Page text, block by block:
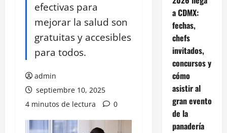
efectivas para
mejorar la salud son
gratuitas y accesibles
para todos.
admin
septiembre 10, 2025
4 minutos de lectura
0
a CDMX:
fechas,
chefs
invitados,
concursos y
cómo
asistir al
gran evento
de la
panadería